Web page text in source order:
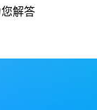
解答